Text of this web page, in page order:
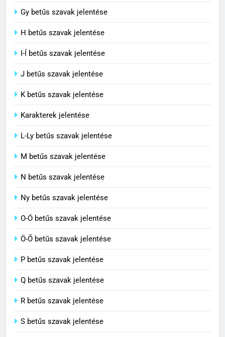
Contemporary jelentése
5
Célkitűzés jelentése
C BETŰS SZAVAK JELENTÉSE
C BETŰS SZAVAK JELENTÉSE
8
Centenárium jelentése
Gy betűs szavak jelentése
H betűs szavak jelentése
I-Í betűs szavak jelentése
J betűs szavak jelentése
K betűs szavak jelentése
Karakterek jelentése
L-Ly betűs szavak jelentése
M betűs szavak jelentése
N betűs szavak jelentése
Ny betűs szavak jelentése
O-Ó betűs szavak jelentése
Ö-Ő betűs szavak jelentése
P betűs szavak jelentése
Q betűs szavak jelentése
R betűs szavak jelentése
S betűs szavak jelentése